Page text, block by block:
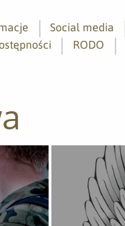
Social media
RODO